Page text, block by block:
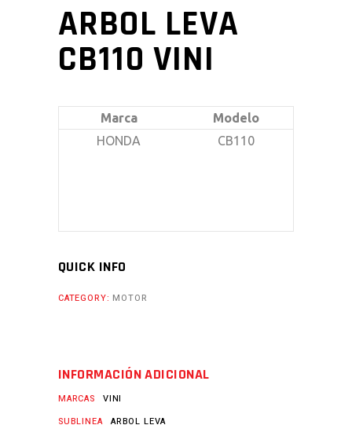
ARBOL LEVA
CB110 VINI
Marca
Modelo
HONDA
CB110
QUICK INFO
CATEGORY: MOTOR
INFORMACIÓN ADICIONAL
MARCAS
VINI
SUBLINEA
ARBOL LEVA